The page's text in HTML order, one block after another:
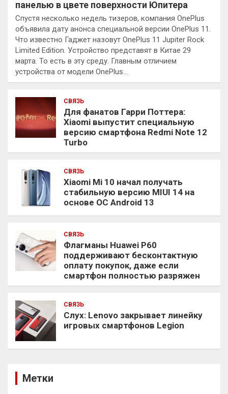
панелью в цвете поверхности Юпитера
Спустя несколько недель тизеров, компания OnePlus
объявила дату анонса специальной версии OnePlus 11.
Что известно Гаджет назовут OnePlus 11 Jupiter Rock
Limited Edition. Устройство представят в Китае 29
марта. То есть в эту среду. Главным отличием
устройства от модели OnePlus…
СВЯЗЬ
Для фанатов Гарри Поттера:
Xiaomi выпустит специальную
версию смартфона Redmi Note 12
Turbo
СВЯЗЬ
Xiaomi Mi 10 начал получать
стабильную версию MIUI 14 на
основе ОС Android 13
СВЯЗЬ
Флагманы Huawei P60
поддерживают бесконтактную
оплату покупок, даже если
смартфон полностью разряжен
СВЯЗЬ
Слух: Lenovo закрывает линейку
игровых смартфонов Legion
Метки